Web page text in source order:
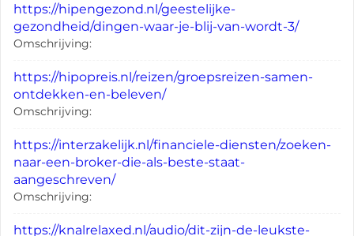
https://hipengezond.nl/geestelijke-
gezondheid/dingen-waar-je-blij-van-wordt-3/
Omschrijving:
https://hipopreis.nl/reizen/groepsreizen-samen-
ontdekken-en-beleven/
Omschrijving:
https://interzakelijk.nl/financiele-diensten/zoeken-
naar-een-broker-die-als-beste-staat-
aangeschreven/
Omschrijving:
https://knalrelaxed.nl/audio/dit-zijn-de-leukste-